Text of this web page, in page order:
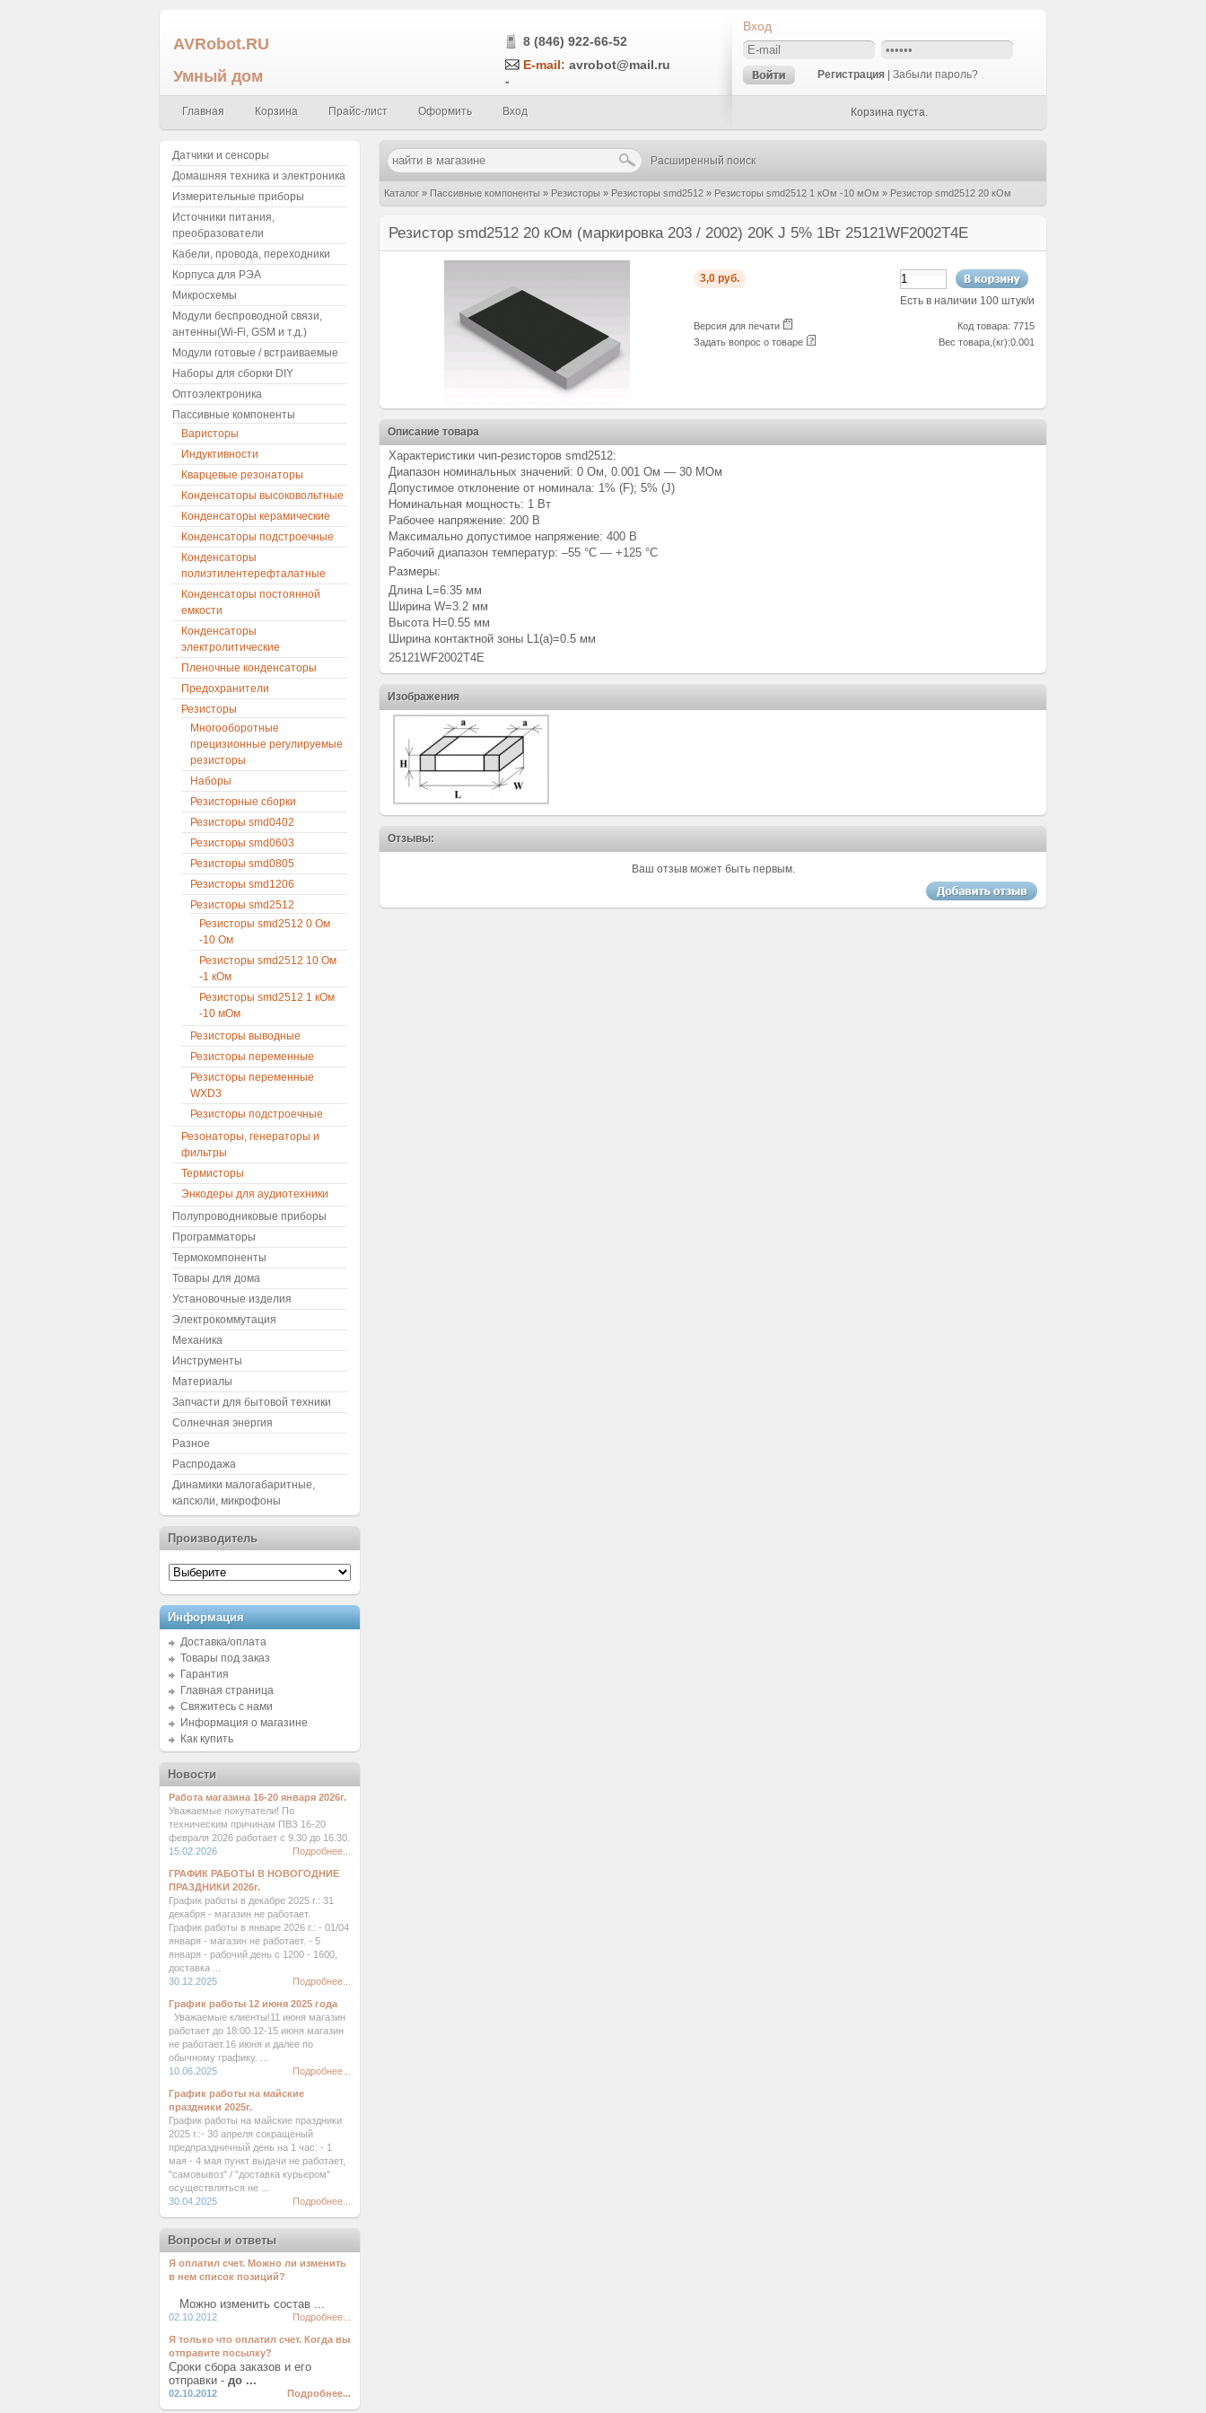
AVRobot.RU
Умный дом
8 (846) 922-66-52
E-mail: avrobot@mail.ru
-
Главная Корзина Прайс-лист Оформить Вход
Вход
Регистрация Забыли пароль?
Корзина пуста.
Расширенный поиск
Каталог » Пассивные компоненты » Резисторы » Резисторы smd2512 » Резисторы smd2512 1 кОм -10 мОм » Резистор smd2512 20 кОм
Резистор smd2512 20 кОм (маркировка 203 / 2002) 20K J 5% 1Вт 25121WF2002T4E
3,0 руб.
Есть в наличии 100 штук/и
Версия для печати
Задать вопрос о товаре
Код товара: 7715
Вес товара,(кг):0.001
Описание товара
Характеристики чип-резисторов smd2512:
Диапазон номинальных значений: 0 Ом, 0.001 Ом — 30 МОм
Допустимое отклонение от номинала: 1% (F); 5% (J)
Номинальная мощность: 1 Вт
Рабочее напряжение: 200 В
Максимально допустимое напряжение: 400 В
Рабочий диапазон температур: –55 °C — +125 °С
Размеры:
Длина L=6.35 мм
Ширина W=3.2 мм
Высота H=0.55 мм
Ширина контактной зоны L1(a)=0.5 мм
25121WF2002T4E
Изображения
Отзывы:
Ваш отзыв может быть первым.
Датчики и сенсоры
Домашняя техника и электроника
Измерительные приборы
Источники питания,
преобразователи
Кабели, провода, переходники
Корпуса для РЭА
Микросхемы
Модули беспроводной связи,
антенны(Wi-Fi, GSM и т.д.)
Модули готовые / встраиваемые
Наборы для сборки DIY
Оптоэлектроника
Пассивные компоненты
Варисторы
Индуктивности
Кварцевые резонаторы
Конденсаторы высоковольтные
Конденсаторы керамические
Конденсаторы подстроечные
Конденсаторы
полиэтилентерефталатные
Конденсаторы постоянной
емкости
Конденсаторы
электролитические
Пленочные конденсаторы
Предохранители
Резисторы
Многооборотные
прецизионные регулируемые
резисторы
Наборы
Резисторные сборки
Резисторы smd0402
Резисторы smd0603
Резисторы smd0805
Резисторы smd1206
Резисторы smd2512
Резисторы smd2512 0 Ом
-10 Ом
Резисторы smd2512 10 Ом
-1 кОм
Резисторы smd2512 1 кОм
-10 мОм
Резисторы выводные
Резисторы переменные
Резисторы переменные
WXD3
Резисторы подстроечные
Резонаторы, генераторы и
фильтры
Термисторы
Энкодеры для аудиотехники
Полупроводниковые приборы
Программаторы
Термокомпоненты
Товары для дома
Установочные изделия
Электрокоммутация
Механика
Инструменты
Материалы
Запчасти для бытовой техники
Солнечная энергия
Разное
Распродажа
Динамики малогабаритные,
капсюли, микрофоны
Производитель
Информация
Доставка/оплата
Товары под заказ
Гарантия
Главная страница
Свяжитесь с нами
Информация о магазине
Как купить
Новости
Работа магазина 16-20 января 2026г.
Уважаемые покупатели! По
техническим причинам ПВЗ 16-20
февраля 2026 работает с 9.30 до 16.30.
15.02.2026
Подробнее...
ГРАФИК РАБОТЫ В НОВОГОДНИЕ
ПРАЗДНИКИ 2026г.
График работы в декабре 2025 г.: 31
декабря - магазин не работает.
График работы в январе 2026 г.: - 01/04
января - магазин не работает. - 5
января - рабочий день с 1200 - 1600,
доставка ...
30.12.2025
Подробнее...
График работы 12 июня 2025 года
Уважаемые клиенты!11 июня магазин
работает до 18:00.12-15 июня магазин
не работает.16 июня и далее по
обычному графику. ...
10.06.2025
Подробнее...
График работы на майские
праздники 2025г.
График работы на майские праздники
2025 г.:- 30 апреля сокращеный
предпраздничный день на 1 час. - 1
мая - 4 мая пункт выдачи не работает,
"самовывоз" / "доставка курьером"
осуществляться не ...
30.04.2025
Подробнее...
Вопросы и ответы
Я оплатил счет. Можно ли изменить
в нем список позиций?
Можно изменить состав ...
02.10.2012 Подробнее...
Я только что оплатил счет. Когда вы
отправите посылку?
Сроки сбора заказов и его
отправки - до ...
02.10.2012 Подробнее...